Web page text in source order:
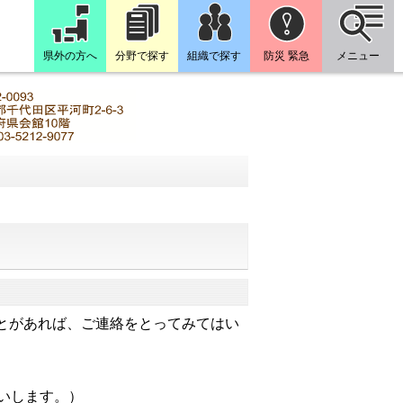
県外の方へ 分野で探す 組織で探す 防災 緊急 メニュー
があれば、ご連絡をとってみてはい
します。）